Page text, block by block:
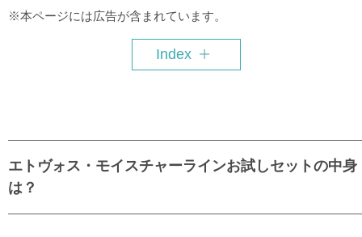
※本ページには広告が含まれています。
Index
エトヴォス・モイスチャーラインお試しセットの中身
は？